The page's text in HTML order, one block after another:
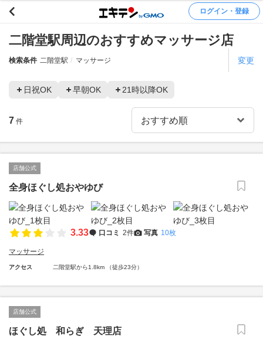
ログイン・登録
二階堂駅周辺のおすすめマッサージ店
検索条件 二階堂駅 マッサージ 変更
日祝OK 早朝OK 21時以降OK
7 件
店舗公式
全身ほぐし処おやゆび
3.33 口コミ 2件 写真 10枚
マッサージ
アクセス 二階堂駅から1.8km （徒歩23分）
店舗公式
ほぐし処 和らぎ 天理店